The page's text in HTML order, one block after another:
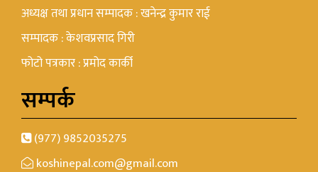
अध्यक्ष तथा प्रधान सम्पादक : खनेन्द्र कुमार राई
सम्पादक : केशवप्रसाद गिरी
फोटो पत्रकार : प्रमोद कार्की
सम्पर्क
(977) 9852035275
koshinepal.com@gmail.com